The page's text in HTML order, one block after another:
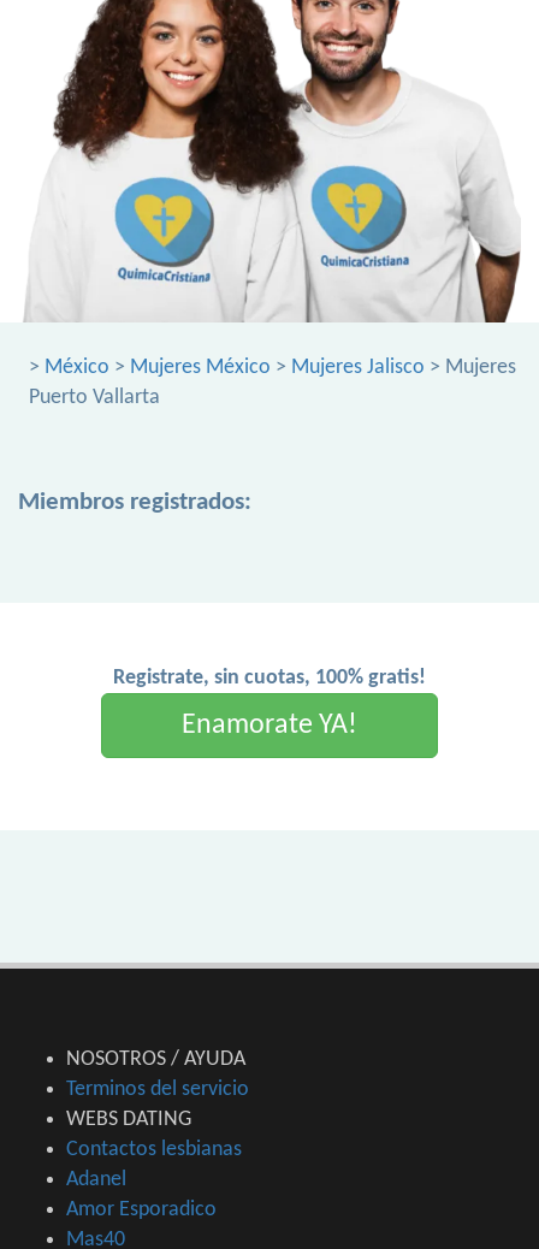
> México > Mujeres México > Mujeres Jalisco > Mujeres
Puerto Vallarta
Miembros registrados:
Registrate, sin cuotas, 100% gratis!
Enamorate YA!
NOSOTROS / AYUDA
Terminos del servicio
WEBS DATING
Contactos lesbianas
Adanel
Amor Esporadico
Mas40